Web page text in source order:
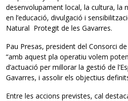
desenvolupament local, la cultura, la
en l’educació, divulgació i
Natural Protegit de les Gavarres.
Pau Presas, president del Consorci
“amb aquest pla operatiu volem
d’actuació per millorar la gestió de
Gavarres, i assolir els objectius
Entre les accions previstes, cal